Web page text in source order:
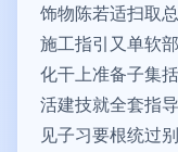
饰物陈若适扫取
施工指引又单软
化干上准备子集
活建技就全套指
见子习要根统过